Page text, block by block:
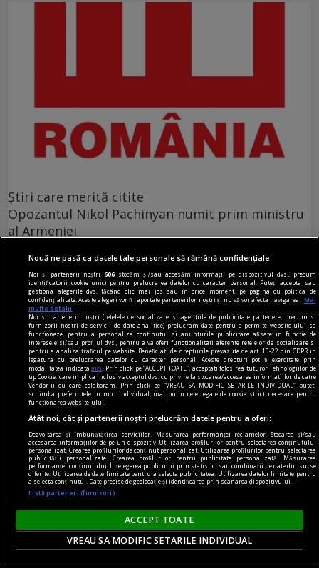
Ştiri care merită citite
Opozantul Nikol Pachinyan numit prim ministru
al Armeniei
provoace schimbări la nivelul puterii atunci cînd
aceasta din urmă se auto-descalifică prin
abuzuri.
Parteneri
O profesoară a fost în concediu medical timp de
Nouă ne pasă ca datele tale personale să rămână confidențiale
Noi și partenerii noștri606 stocăm și/sau accesăm informații pe dispozitivul dvs., precum
identificatorii cookie unici pentru prelucrarea datelor cu caracter personal. Puteți accepta sau
gestiona alegerile dvs. făcând clic mai jos sau în orice moment, pe pagina cu politica de
confidențialitate. Aceste alegeri vor fi raportate partenerilor noștri și nu vă vor afecta navigarea.
Mai
multe detalii
Noi si partenerii nostri (retelele de socializare si agentiile de publicitate partenere, precum si
furnizorii nostri de servicii de date analitice) prelucram date pentru a permite website-ului sa
functioneze, pentru a personaliza continutul si anunturile publicitare afisate in functie de
interesele si/sau profilul dvs., pentru a va oferi functionalitati aferente retelelor de socializare si
pentru a analiza traficul pe website. Beneficiati de drepturile prevazute de art. 15-22 din GDPR in
legatura cu prelucrarea datelor cu caracter personal. Aceste drepturi pot fi exercitate prin
modalitatea indicataaici
. Prin click pe “ACCEPT TOATE”, acceptati folosirea tuturor Tehnologiilor de
tip Cookie, care implica inclusiv acceptul dvs. cu privire la stocarea/accesarea informatiilor de catre
Vendor-ii cu care colaboram. Prin click pe “VREAU SA MODIFIC SETARILE INDIVIDUAL” puteti
schimba preferintele in mod individual, mai putin cele legate de cookie strict necesare pentru
functionarea website-ului.
Atât noi, cât și partenerii noștri prelucrăm datele pentru a oferi:
Dezvoltarea și îmbunătățirea serviciilor. Măsurarea performanței reclamelor. Stocarea și/sau
accesarea informațiilor de pe un dispozitiv. Utilizarea profilurilor pentru selectarea conținutului
personalizat. Crearea profilurilor de conținut personalizat. Utilizarea profilurilor pentru selectarea
publicității personalizate. Crearea profilurilor pentru publicitate personalizată. Măsurarea
performanței conținutului. Înțelegerea publicului prin statistici sau combinații de date din surse
diferite. Utilizarea de date limitate pentru a selecta publicitatea. Utilizarea datelor limitate pentru
a selecta conținutul. Date precise de geolocație și identificarea prin scanarea dispozitivului.
Listă parteneri (furnizori)
ACCEPT TOATE
VREAU SA MODIFIC SETARILE INDIVIDUAL